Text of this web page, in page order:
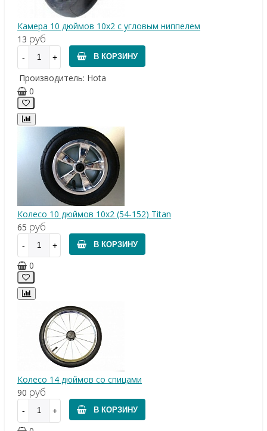
Камера 10 дюймов 10х2 с угловым ниппелем
13 руб
В КОРЗИНУ
Производитель: Hota
0
Колесо 10 дюймов 10х2 (54-152) Titan
65 руб
В КОРЗИНУ
0
Колесо 14 дюймов со спицами
90 руб
В КОРЗИНУ